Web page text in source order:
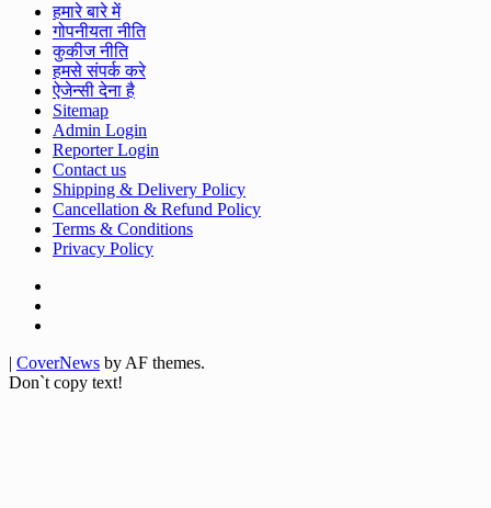
हमारे बारे में
गोपनीयता नीति
कुकीज नीति
हमसे संपर्क करे
ऐजेन्सी देना है
Sitemap
Admin Login
Reporter Login
Contact us
Shipping & Delivery Policy
Cancellation & Refund Policy
Terms & Conditions
Privacy Policy
| CoverNews by AF themes.
Don`t copy text!